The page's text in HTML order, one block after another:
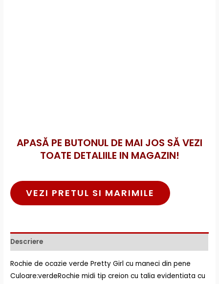
APASĂ PE BUTONUL DE MAI JOS SĂ VEZI
TOATE DETALIILE IN MAGAZIN!
VEZI PRETUL SI MARIMILE
Descriere
Rochie de ocazie verde Pretty Girl cu maneci din pene
Culoare:verdeRochie midi tip creion cu talia evidentiata cu